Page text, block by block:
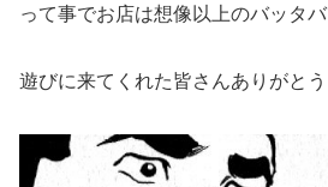
って事でお店は想像以上のバッタバ
遊びに来てくれた皆さんありがとう